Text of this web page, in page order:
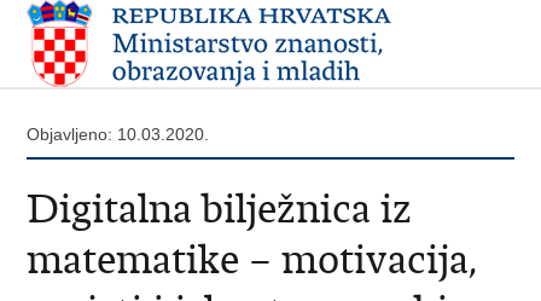
Objavljeno: 10.03.2020.
Digitalna bilježnica iz
matematike – motivacija,